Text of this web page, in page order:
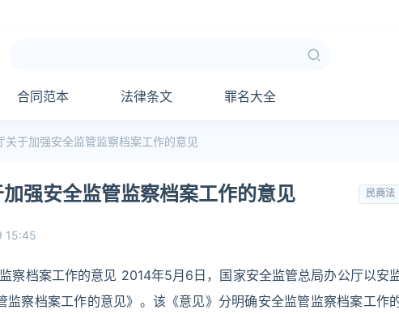
合同范本 法律条文 罪名大全
关于加强安全监管监察档案工作的意见
强安全监管监察档案工作的意见 民商法
15:45
察档案工作的意见 2014年5月6日，国家安全监管总局办公厅以安
察档案工作的意见》。该《意见》分明确安全监管监察档案工作